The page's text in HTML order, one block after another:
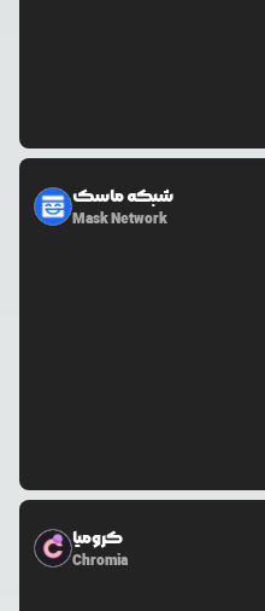
شبکه ماسک
Mask Network
کرومیا
Chromia